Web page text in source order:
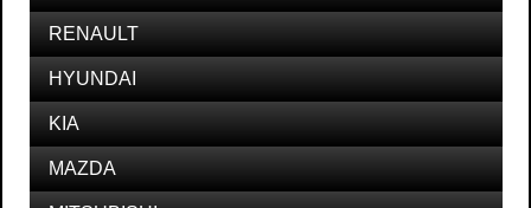
RENAULT
HYUNDAI
KIA
MAZDA